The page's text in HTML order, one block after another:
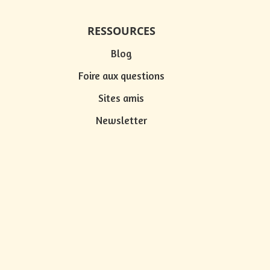
RESSOURCES
Blog
Foire aux questions
Sites amis
Newsletter